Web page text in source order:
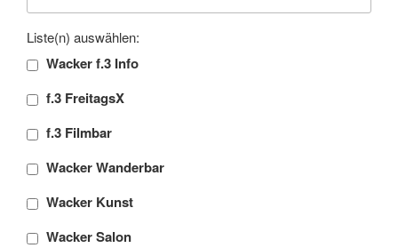
Liste(n) auswählen:
Wacker f.3 Info
f.3 FreitagsX
f.3 Filmbar
Wacker Wanderbar
Wacker Kunst
Wacker Salon